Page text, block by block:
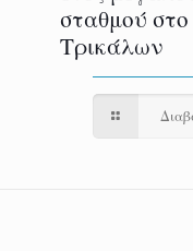
σταθμού
Τρικάλων